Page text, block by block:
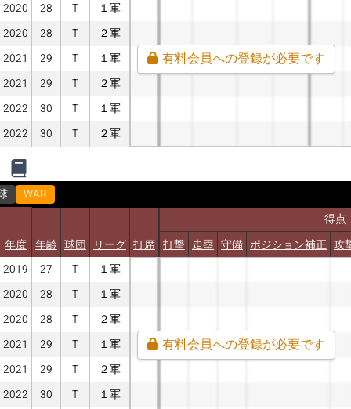
2020
28 T
１軍
2020
28 T
２軍
2021
29 T
１軍
2021
29 T
２軍
2022
30 T
１軍
2022
30 T ２軍
有料会員への登録が必要です
WAR
得点
年度 年齢 球団 リーグ 打席 打撃 走塁 守備 ポジション補正 攻
2019
27 T
１軍
2020
28 T
１軍
2020
28 T
２軍
2021
29 T
１軍
2021
29 T
２軍
2022
30 T
１軍
有料会員への登録が必要です